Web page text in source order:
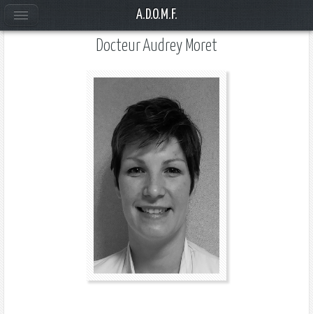
Docteur Audrey Moret
A.D.O.M.F.